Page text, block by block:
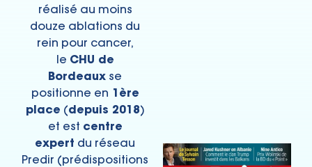
réalisé au moins
douze ablations du
rein pour cancer,
le CHU de
Bordeaux se
positionne en 1ère
place (depuis 2018)
et est centre
expert du réseau
Predir (prédispositions